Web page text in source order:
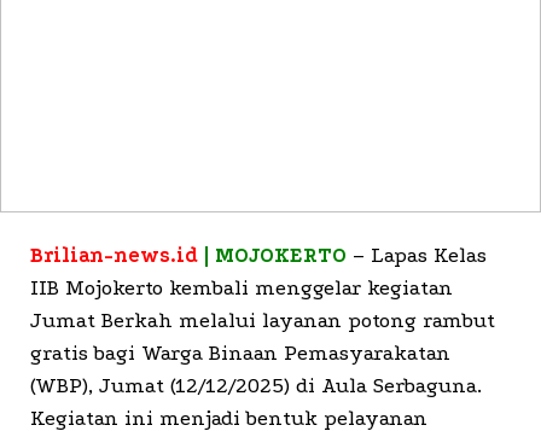
Brilian-news.id | MOJOKERTO – Lapas Kelas
IIB Mojokerto kembali menggelar kegiatan
Jumat Berkah melalui layanan potong rambut
gratis bagi Warga Binaan Pemasyarakatan
(WBP), Jumat (12/12/2025) di Aula Serbaguna.
Kegiatan ini menjadi bentuk pelayanan